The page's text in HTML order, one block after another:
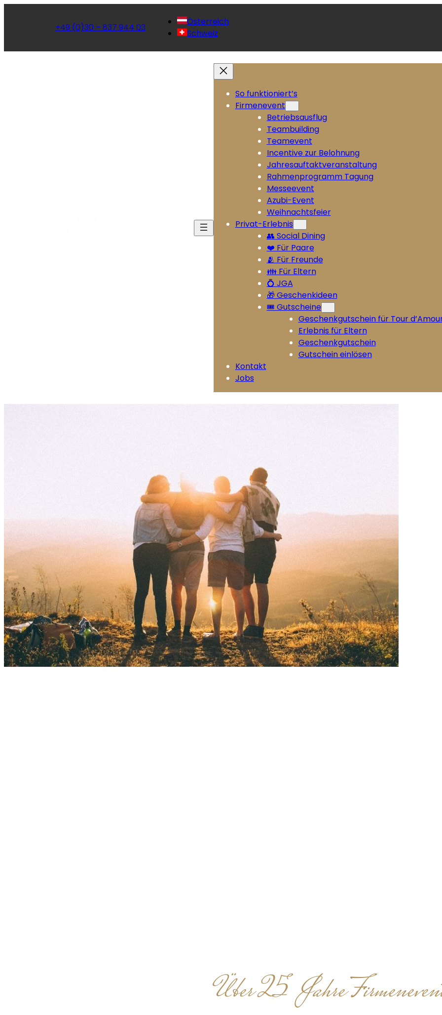
+49 (0)30 – 837 944 03
Österreich
Schweiz
So funktioniert’s
Firmenevent
Betriebsausflug
Teambuilding
Teamevent
Incentive zur Belohnung
Jahresauftaktveranstaltung
Rahmenprogramm Tagung
Messeevent
Azubi-Event
Weihnachtsfeier
Privat-Erlebnis
👥 Social Dining
❤️ Für Paare
🫂 Für Freunde
👪 Für Eltern
💍 JGA
🎁 Geschenkideen
🎟️ Gutscheine
Geschenkgutschein für Tour
Erlebnis für Eltern
Geschenkgutschein
Gutschein einlösen
Kontakt
Jobs
Über 25 Jahre